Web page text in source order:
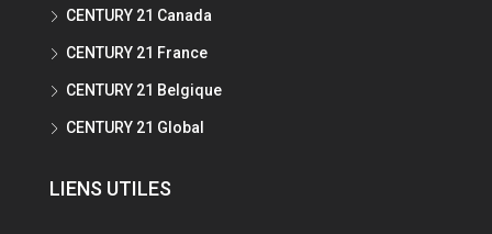
CENTURY 21 Canada
CENTURY 21 France
CENTURY 21 Belgique
CENTURY 21 Global
LIENS UTILES